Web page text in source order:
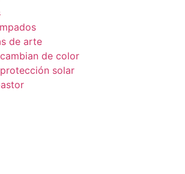
de arte
de color
solar